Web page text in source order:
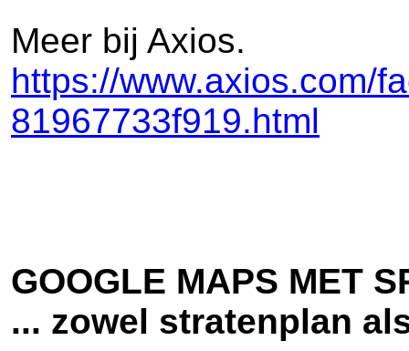
Meer bij Axios.
https://www.axios.com/
81967733f919.html
GOOGLE MAPS MET
... zowel stratenplan